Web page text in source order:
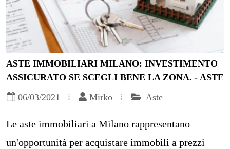
ASTE IMMOBILIARI MILANO: INVESTIMENTO
ASSICURATO SE SCEGLI BENE LA ZONA. - ASTE
06/03/2021
Mirko Aste
Le aste immobiliari a Milano rappresentano
un'opportunità per acquistare immobili a prezzi